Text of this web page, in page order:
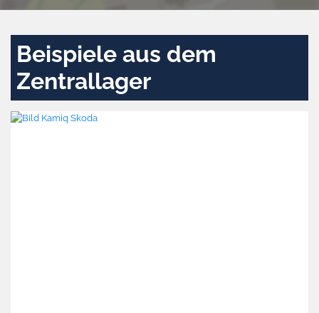
Beispiele aus dem
Zentrallager